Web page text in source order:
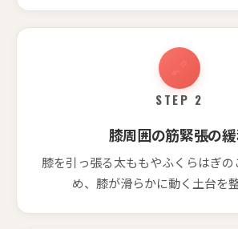
STEP 2
膝周囲の筋緊張の
膝を引っ張る太ももやふくらはぎの
め、膝が滑らかに動く土台を